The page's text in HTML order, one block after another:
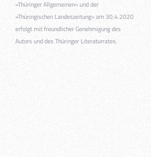
»Thüringer Allgemeinen« und der
»Thüringischen Landeszeitung« am 30.4.2020
erfolgt mit freundlicher Genehmigung des
Autors und des Thüringer Literaturrates.